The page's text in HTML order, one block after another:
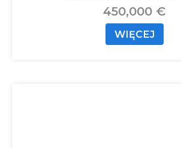
450,000 €
WIĘCEJ